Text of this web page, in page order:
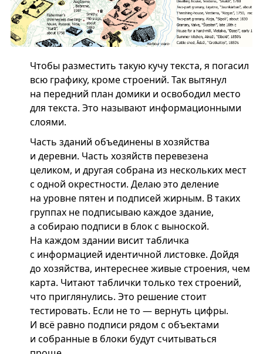
Чтобы разместить такую кучу текста, я погасил
всю графику, кроме строений. Так вытянул
на передний план домики и освободил место
для текста. Это называют информационными
слоями.
Часть зданий объединены в хозяйства
и деревни. Часть хозяйств перевезена
целиком, и другая собрана из нескольких мест
с одной окрестности. Делаю это деление
на уровне пятен и подписей жирным. В таких
группах не подписываю каждое здание,
а собираю подписи в блок с выноской.
На каждом здании висит табличка
с информацией идентичной листовке. Дойдя
до хозяйства, интереснее живые строения, чем
карта. Читают таблички только тех строений,
что приглянулись. Это решение стоит
тестировать. Если не то — вернуть цифры.
И всё равно подписи рядом с объектами
и собранные в блоки будут считываться